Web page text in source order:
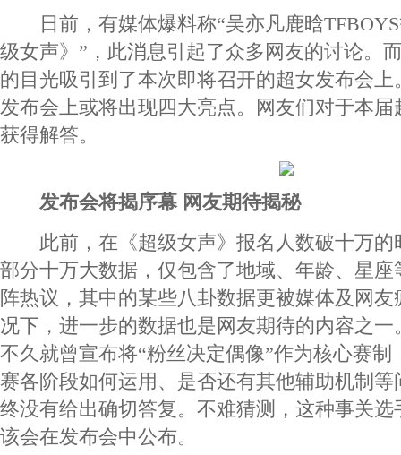
日前，有媒体爆料称“吴亦凡鹿晗TFBOYS
级女声》”，此消息引起了众多网友的讨论。
的目光吸引到了本次即将召开的超女发布会
发布会上或将出现四大亮点。网友们对于本
获得解答。
发布会将揭序幕 网友期待揭秘
此前，在《超级女声》报名人数破十万的
部分十万大数据，仅包含了地域、年龄、星
阵热议，其中的某些八卦数据更被媒体及网
况下，进一步的数据也是网友期待的内容之
不久就曾宣布将“粉丝决定偶像”作为核心赛
赛各阶段如何运用、是否还有其他辅助机制
终没有给出确切答复。不难猜测，这种事关选
该会在发布会中公布。